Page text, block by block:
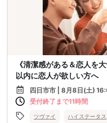
《清潔感がある＆恋人を
以内に恋人が欲しい方へ
四日市市 | 8月8日(土)
受付終了まで11時間
ツヴァイ ハイステータス